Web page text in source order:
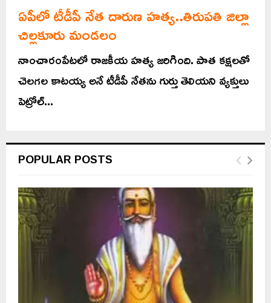
ఏపీలో టీడీపీ నేత దారుణ హత్య..తిరుపతి జిల్లా
చిల్లకూరు మండలం
నాంచారంపేటలో రాజకీయ హత్య జరిగింది. పాత కక్షలతో
చెలగల కాటయ్య అనే టీడీపీ నేతను గుర్తు తెలియని వ్యక్తులు
పెట్రోల్‌...
POPULAR POSTS